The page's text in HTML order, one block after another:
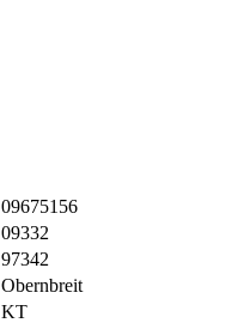
09675156
09332
97342
Obernbreit
KT